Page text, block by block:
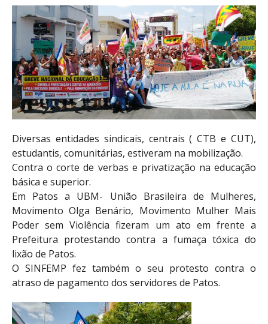
Diversas entidades sindicais, centrais ( CTB e CUT),
estudantis, comunitárias, estiveram na mobilização.
Contra o corte de verbas e privatização na educação
básica e superior.
Em Patos a UBM- União Brasileira de Mulheres,
Movimento Olga Benário, Movimento Mulher Mais
Poder sem Violência fizeram um ato em frente a
Prefeitura protestando contra a fumaça tóxica do
lixão de Patos.
O SINFEMP fez também o seu protesto contra o
atraso de pagamento dos servidores de Patos.